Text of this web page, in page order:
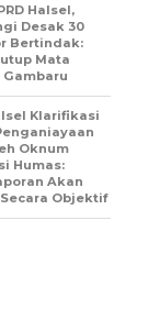
Halsel,
Desak 30
Bertindak:
Mata
Klarifikasi
Oknum
Humas:
Akan
Objektif